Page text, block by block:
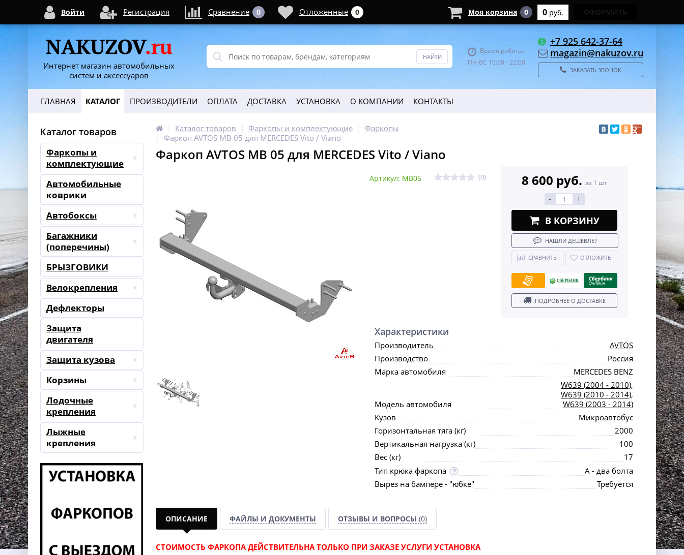
Интернет магазин автомобильных
систем и аксессуаров
Время работы:
ПН-ВС 10:00 - 22:00
+7 925 642-37-64
magazin@nakuzov.ru
ЗАКАЗАТЬ ЗВОНОК
ГЛАВНАЯ КАТАЛОГ ПРОИЗВОДИТЕЛИ ОПЛАТА ДОСТАВКА УСТАНОВКА О КОМПАНИИ КОНТАКТЫ
Каталог товаров
Фаркопы и
комплектующие
Автомобильные
коврики
Автобоксы
Багажники
(поперечины)
БРЫЗГОВИКИ
Велокрепления
Дефлекторы
Защита
двигателя
Защита кузова
Корзины
Лодочные
крепления
Лыжные
крепления
Каталог товаров Фаркопы и комплектующие
Фаркопы
Фаркоп AVTOS MB 05 для MERCEDES Vito / Viano
Фаркоп AVTOS MB 05 для MERCEDES Vito / Viano
Артикул: MB05 (0) 8 600 руб. за 1 шт
- +
В КОРЗИНУ
НАШЛИ ДЕШЕВЛЕ?
СРАВНИТЬ ОТЛОЖИТЬ
ПОДРОБНЕЕ О ДОСТАВКЕ
Характеристики
Производитель
AVTOS
Производство
Россия
Марка автомобиля
MERCEDES BENZ
Модель автомобиля
W639 (2004 - 2010),
W639 (2010 - 2014),
W639 (2003 - 2014)
Кузов
Микроавтобус
Горизонтальная тяга (кг)
2000
Вертикальная нагрузка (кг)
100
Вес (кг)
17
Тип крюка фаркопа
А - два болта
Вырез на бампере - "юбке"
Требуется
ОПИСАНИЕ ФАЙЛЫ И ДОКУМЕНТЫ ОТЗЫВЫ И ВОПРОСЫ (0)
СТОИМОСТЬ ФАРКОПА ДЕЙСТВИТЕЛЬНА ТОЛЬКО ПРИ ЗАКАЗЕ УСЛУГИ УСТАНОВКА
Войти Регистрация Сравнение 0 Отложенные 0 Моя корзина 0 0 руб.